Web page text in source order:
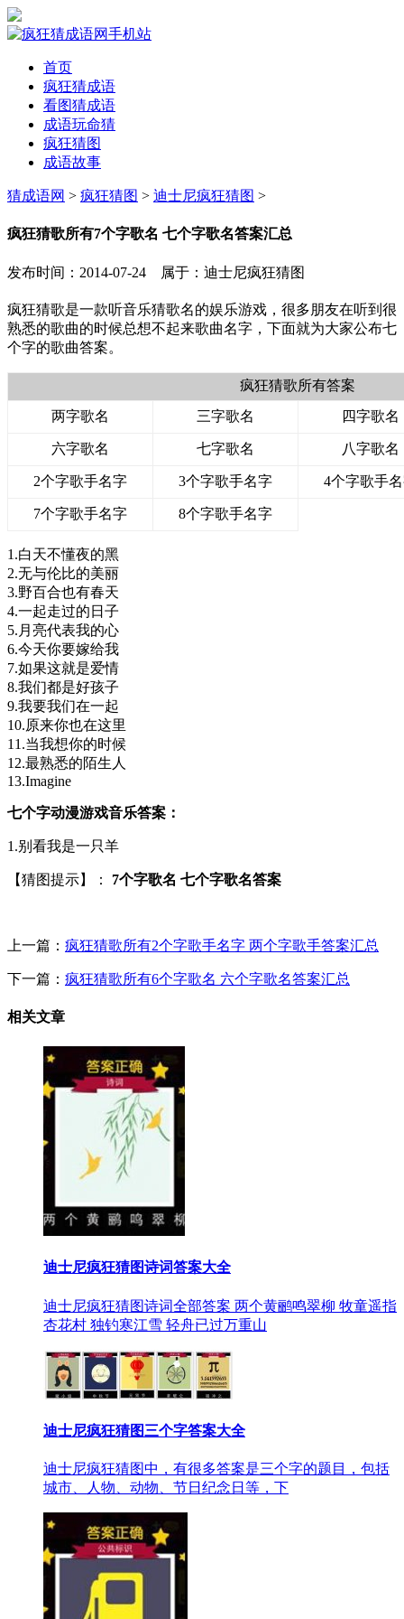
首页
疯狂猜成语
看图猜成语
成语玩命猜
疯狂猜图
成语故事
猜成语网 > 疯狂猜图 > 迪士尼疯狂猜图 >
疯狂猜歌所有7个字歌名 七个字歌名答案汇总
发布时间：2014-07-24 属于：迪士尼疯狂猜图
疯狂猜歌是一款听音乐猜歌名的娱乐游戏，很多朋友在听到很
熟悉的歌曲的时候总想不起来歌曲名字，下面就为大家公布七
个字的歌曲答案。
疯狂猜歌所有答案
两字歌名
三字歌名 四字歌名
六字歌名 七字歌名 八字歌名
2个字歌手名字 3个字歌手名字 4个字歌手
7个字歌手名字 8个字歌手名字
1.白天不懂夜的黑
2.无与伦比的美丽
3.野百合也有春天
4.一起走过的日子
5.月亮代表我的心
6.今天你要嫁给我
7.如果这就是爱情
8.我们都是好孩子
9.我要我们在一起
10.原来你也在这里
11.当我想你的时候
12.最熟悉的陌生人
13.Imagine
七个字动漫游戏音乐答案：
1.别看我是一只羊
【猜图提示】： 7个字歌名 七个字歌名答案
上一篇： 疯狂猜歌所有2个字歌手名字 两个字歌手答案汇总
下一篇： 疯狂猜歌所有6个字歌名 六个字歌名答案汇总
相关文章
迪士尼疯狂猜图诗词答案大全
迪士尼疯狂猜图诗词全部答案 两个黄鹂鸣翠柳 牧童遥指
杏花村 独钓寒江雪 轻舟已过万重山
迪士尼疯狂猜图三个字答案大全
迪士尼疯狂猜图中，有很多答案是三个字的题目，包括
城市、人物、动物、节日纪念日等，下